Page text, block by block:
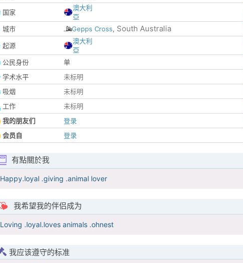
国家
澳大利
亞
城市
Gepps Cross, South Australia
起源
澳大利
亞
公民身份
单
学术水平
未标明
吸烟
未标明
工作
未标明
我的朋友们
登录
会员自
登录
有點關於我
Happy.loyal .giving .animal lover
我希望我的伴侣成为
Loving .loyal.loves animals .ohnest
我应该遵守的标准